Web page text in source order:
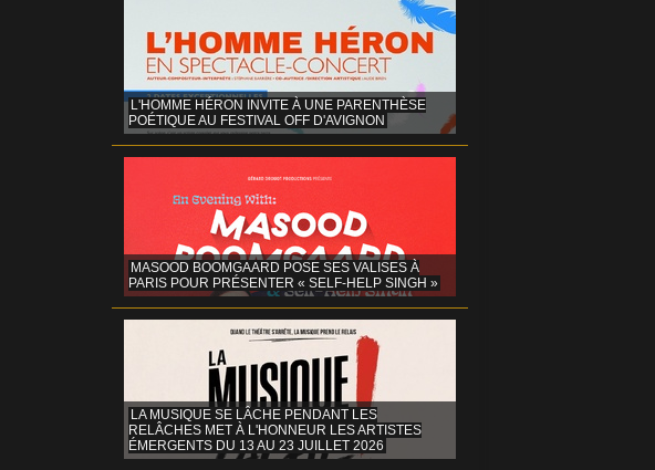
L'HOMME HÉRON INVITE À UNE PARENTHÈSE
POÉTIQUE AU FESTIVAL OFF D'AVIGNON
MASOOD BOOMGAARD POSE SES VALISES À
PARIS POUR PRÉSENTER « SELF-HELP SINGH »
LA MUSIQUE SE LÂCHE PENDANT LES
RELÂCHES MET À L'HONNEUR LES ARTISTES
ÉMERGENTS DU 13 AU 23 JUILLET 2026